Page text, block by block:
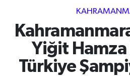
Yiğit Hamza
Türkiye
Ekonomi
Genel
Süper Lig Puan Durumu
Tüm Manşetler
Son Dakika Haberleri